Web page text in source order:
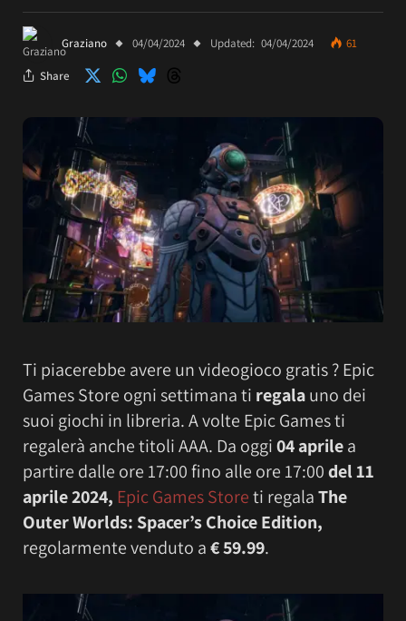
Graziano 04/04/2024 Updated: 04/04/2024 61
Share
Ti piacerebbe avere un videogioco gratis ? Epic
Games Store ogni settimana ti regalauno dei
suoi giochi in libreria.A volte Epic Games ti
regalerà anche titoli AAA. Da oggi04 aprilea
partire dalle ore 17:00 fino alle ore 17:00del 11
aprile 2024, Epic Games Storeti regalaThe
Outer Worlds: Spacer’s Choice Edition,
regolarmente venduto a€ 59.99.